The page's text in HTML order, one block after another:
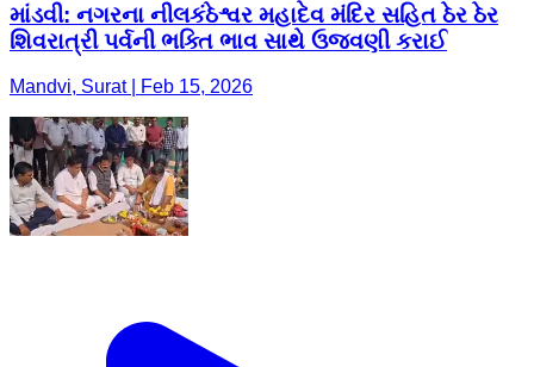
માંડવી: નગરના નીલકંઠેશ્વર મહાદેવ મંદિર સહિત ઠેર ઠેર
શિવરાત્રી પર્વની ભક્તિ ભાવ સાથે ઉજવણી કરાઈ
Mandvi, Surat | Feb 15, 2026